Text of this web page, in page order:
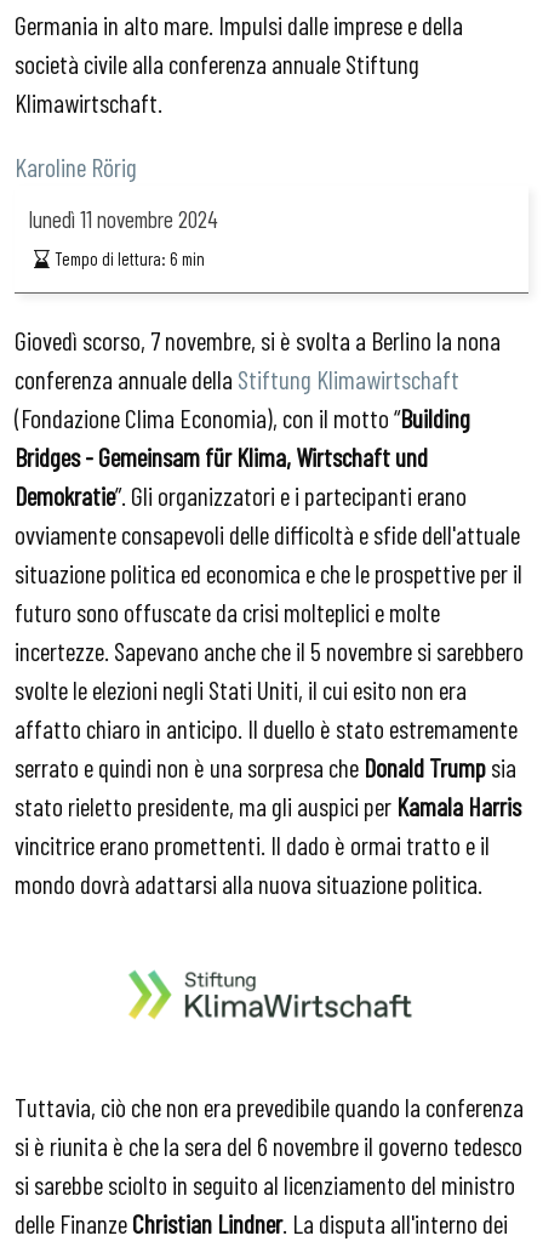
Germania in alto mare. Impulsi dalle imprese e della
società civile alla conferenza annuale Stiftung
Klimawirtschaft.
Karoline Rörig
lunedì 11 novembre 2024
Tempo di lettura:6 min
Giovedì scorso, 7 novembre, si è svolta a Berlino la nona
conferenza annuale della Stiftung Klimawirtschaft
(Fondazione Clima Economia), con il motto “Building
Bridges - Gemeinsam für Klima, Wirtschaft und
Demokratie”. Gli organizzatori e i partecipanti erano
ovviamente consapevoli delle difficoltà e sfide dell'attuale
situazione politica ed economica e che le prospettive per il
futuro sono offuscate da crisi molteplici e molte
incertezze. Sapevano anche che il 5 novembre si sarebbero
svolte le elezioni negli Stati Uniti, il cui esito non era
affatto chiaro in anticipo. Il duello è stato estremamente
serrato e quindi non è una sorpresa che Donald Trumpsia
stato rieletto presidente, ma gli auspici per Kamala Harris
vincitrice erano promettenti. Il dado è ormai tratto e il
mondo dovrà adattarsi alla nuova situazione politica.
Tuttavia, ciò che non era prevedibile quando la conferenza
si è riunita è che la sera del 6 novembre il governo tedesco
si sarebbe sciolto in seguito al licenziamento del ministro
delle FinanzeChristian Lindner. La disputa all'interno dei